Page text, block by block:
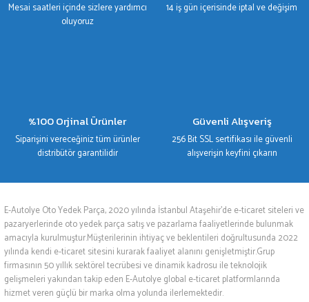
Mesai saatleri içinde sizlere yardımcı
oluyoruz
14 iş gün içerisinde iptal ve değişim
%100 Orjinal Ürünler
Siparişini vereceğiniz tüm ürünler
distribütör garantilidir
Güvenli Alışveriş
256 Bit SSL sertifikası ile güvenli
alışverişin keyfini çıkarın
E-Autolye Oto Yedek Parça, 2020 yılında İstanbul Ataşehir’de e-ticaret siteleri ve
pazaryerlerinde oto yedek parça satış ve pazarlama faaliyetlerinde bulunmak
amacıyla kurulmuştur.Müşterilerinin ihtiyaç ve beklentileri doğrultusunda 2022
yılında kendi e-ticaret sitesini kurarak faaliyet alanını genişletmiştir.Grup
firmasının 50 yıllık sektörel tecrübesi ve dinamik kadrosu ile teknolojik
gelişmeleri yakından takip eden E-Autolye global e-ticaret platformlarında
hizmet veren güçlü bir marka olma yolunda ilerlemektedir.